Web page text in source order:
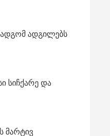
ადგილებს
სიჩქარე და
მარტივ